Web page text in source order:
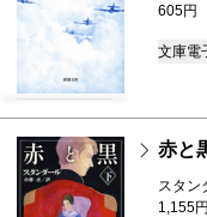
605円
文庫電
赤と
スタン
1,155円